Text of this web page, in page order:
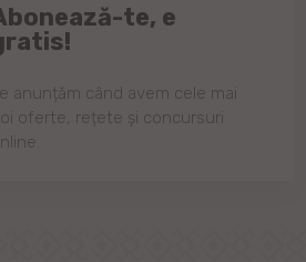
te, e
anunțăm când avem cele mai
oferte, rețete și concursuri